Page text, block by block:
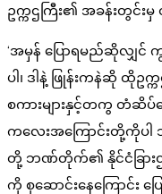
ဥက္ကဌကြီး၏ အခန်းတွင်
‘အမှန် ပြောရမည်ဆိုလျှ
ပါ၊ ဒါနဲ့ ဖြုန်းကနဲဆို ထိုဥ
စကားများနှင့်တကွ တံဆိပ်ခ
ကလေးအကြောင်းတို့ကိုပ
တို့ ဘဏ်တိုက်၏ နိုင်ငံခြားဌ
ကို စုဆောင်းနေကြောင်း ပ